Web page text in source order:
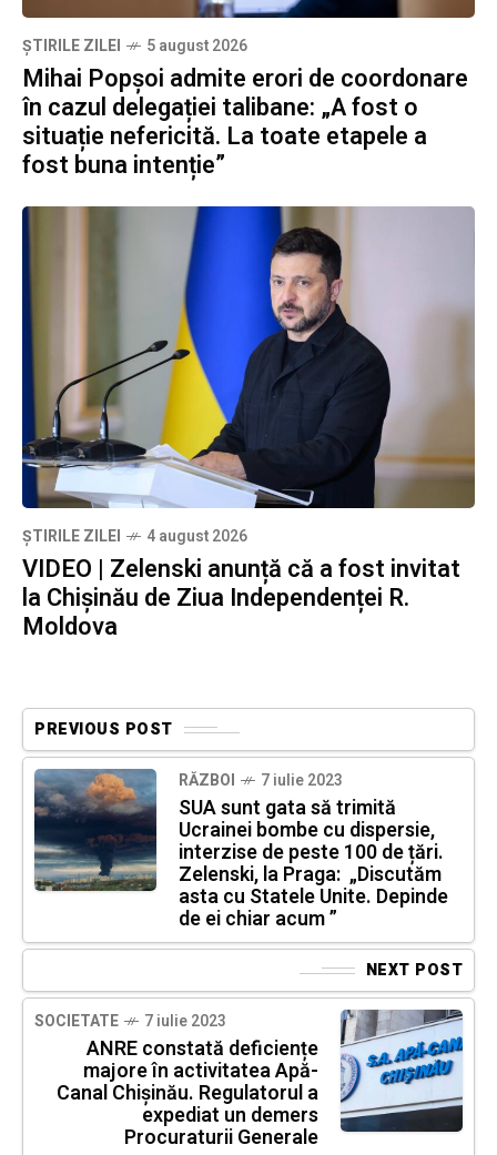
ȘTIRILE ZILEI 5 august 2026
Mihai Popșoi admite erori de coordonare
în cazul delegației talibane: „A fost o
situație nefericită. La toate etapele a
fost buna intenție”
ȘTIRILE ZILEI 4 august 2026
VIDEO | Zelenski anunță că a fost invitat
la Chișinău de Ziua Independenței R.
Moldova
PREVIOUS POST
RĂZBOI 7 iulie 2023
SUA sunt gata să trimită
Ucrainei bombe cu dispersie,
interzise de peste 100 de țări.
Zelenski, la Praga: „Discutăm
asta cu Statele Unite. Depinde
de ei chiar acum ”
NEXT POST
SOCIETATE 7 iulie 2023
ANRE constată deficiențe
majore în activitatea Apă-
Canal Chișinău. Regulatorul a
expediat un demers
Procuraturii Generale